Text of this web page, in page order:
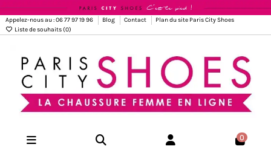
Appelez-nous au : 06 77 97 19 96 Blog Contact
Plan du site Paris City Shoes
Liste de souhaits (0)
0